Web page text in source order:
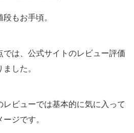
もお手頃。
では、公式サイトのレビュー評価
した。
ビューでは基本的に気に入って
ジです。